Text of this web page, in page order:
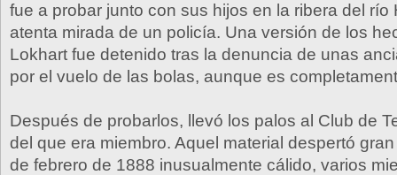
fue a probar junto con sus hijos en la ribera del río
atenta mirada de un policía. Una versión de los
Lokhart fue detenido tras la denuncia de unas
por el vuelo de las bolas, aunque es
Después de probarlos, llevó los palos al Club de
del que era miembro. Aquel material despertó
de febrero de 1888 inusualmente cálido, varios